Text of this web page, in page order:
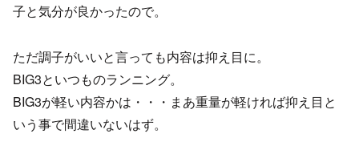
子と気分が良かったので。
ただ調子がいいと言っても内容は抑え目に。
BIG3といつものランニング。
BIG3が軽い内容かは・・・まあ重量が軽ければ抑え目と
いう事で間違いないはず。